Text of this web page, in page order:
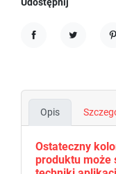
Opis
Ostateczny
produktu może